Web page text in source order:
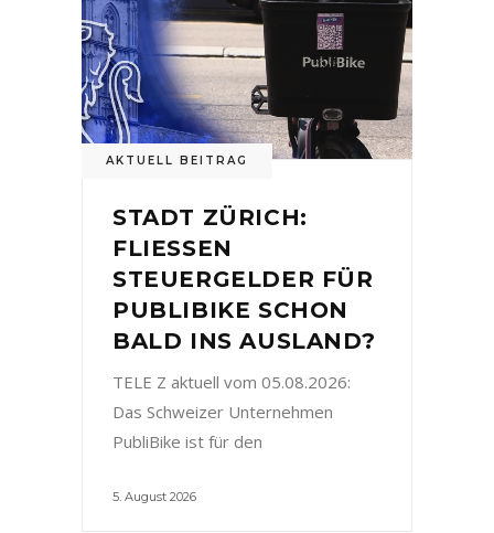
AKTUELL BEITRAG
STADT ZÜRICH:
FLIESSEN
STEUERGELDER FÜR
PUBLIBIKE SCHON
BALD INS AUSLAND?
TELE Z aktuell vom 05.08.2026:
Das Schweizer Unternehmen
PubliBike ist für den
5. August 2026